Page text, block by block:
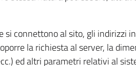
si connettono al sito, gli indirizzi
la richiesta al server, la
ed altri parametri relativi al